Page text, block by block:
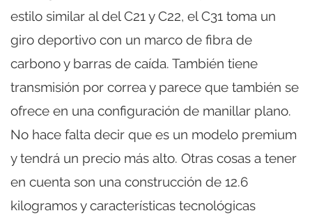
estilo similar al del C21 y C22, el C31 toma un
giro deportivo con un marco de fibra de
carbono y barras de caída. También tiene
transmisión por correa y parece que también se
ofrece en una configuración de manillar plano.
No hace falta decir que es un modelo premium
y tendrá un precio más alto. Otras cosas a tener
en cuenta son una construcción de 12.6
kilogramos y características tecnológicas